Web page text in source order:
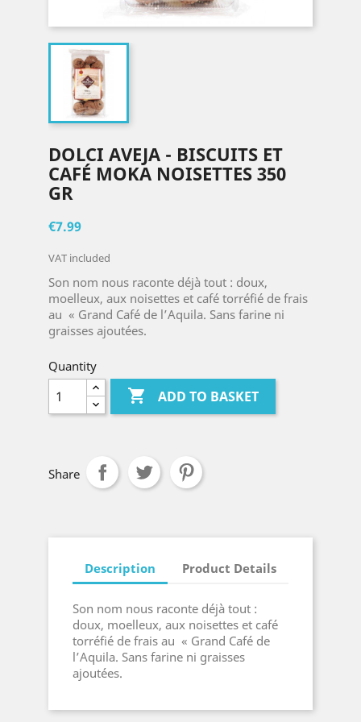
DOLCI AVEJA - BISCUITS ET
CAFÉ MOKA NOISETTES 350
GR
€7.99
VAT included
Son nom nous raconte déjà tout : doux,
moelleux, aux noisettes et café torréfié de frais
au « Grand Café de l’Aquila. Sans farine ni
graisses ajoutées.
Quantity
 ADD TO BASKET
Share
Description Product Details
Son nom nous raconte déjà tout :
doux, moelleux, aux noisettes et café
torréfié de frais au « Grand Café de
l’Aquila. Sans farine ni graisses
ajoutées.